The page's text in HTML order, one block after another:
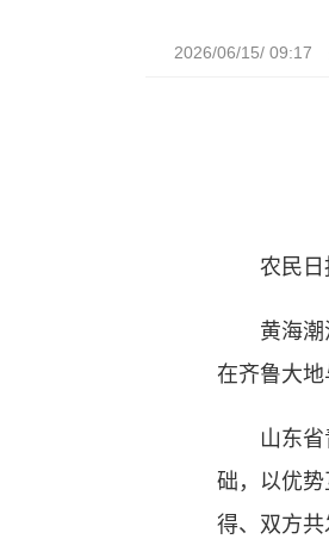
2026/06/15/ 09:17
农民日
黄海潮涌
在齐鲁大地
山东省青
础，以优
得、双方共